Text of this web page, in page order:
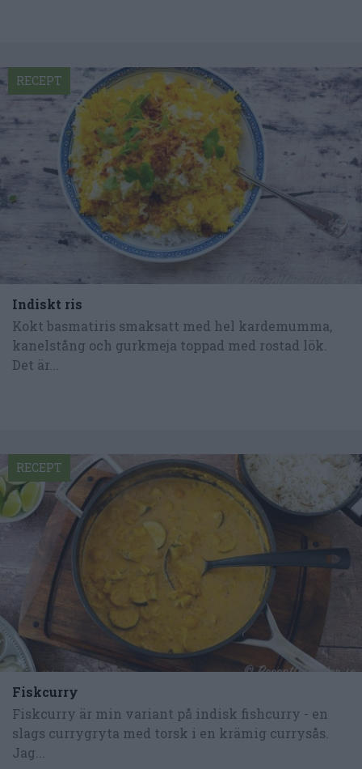
Indiskt ris
Kokt basmatiris smaksatt med hel kardemumma,
kanelstång och gurkmeja toppad med rostad lök.
Det är...
RECEPT
Fiskcurry
Fiskcurry är min variant på indisk fishcurry - en
slags currygryta med torsk i en krämig currysås.
Jag...
RECEPT